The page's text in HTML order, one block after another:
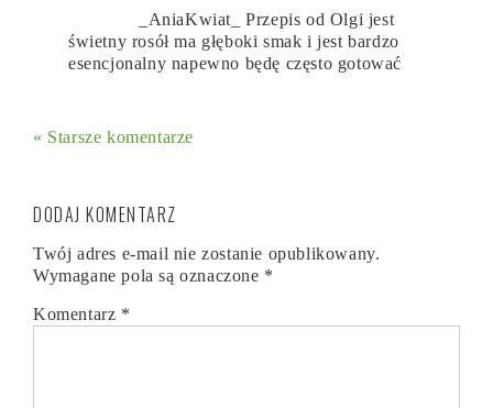
_AniaKwiat_ Przepis od Olgi jest
świetny rosół ma głęboki smak i jest bardzo
esencjonalny napewno będę często gotować
« Starsze komentarze
DODAJ KOMENTARZ
Twój adres e-mail nie zostanie opublikowany.
Wymagane pola są oznaczone *
Komentarz *